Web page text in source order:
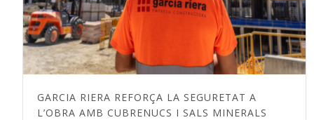
GARCIA RIERA REFORÇA LA SEGURETAT A
L’OBRA AMB CUBRENUCS I SALS MINERALS